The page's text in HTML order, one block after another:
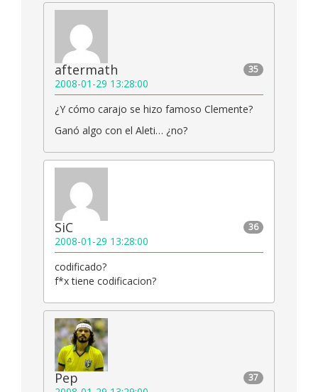
35
aftermath
2008-01-29 13:28:00
¿Y cómo carajo se hizo famoso Clemente?
Ganó algo con el Aleti… ¿no?
36
SiC
2008-01-29 13:28:00
codificado?
f*x tiene codificacion?
37
Pep